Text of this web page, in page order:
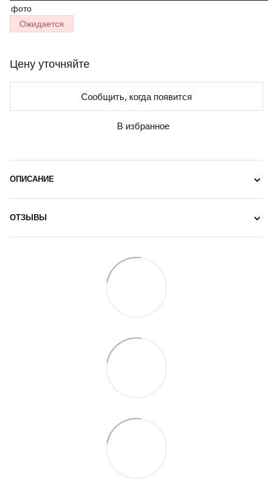
Ожидается
Цену уточняйте
Сообщить, когда появится
В избранное
ОПИСАНИЕ
ОТЗЫВЫ